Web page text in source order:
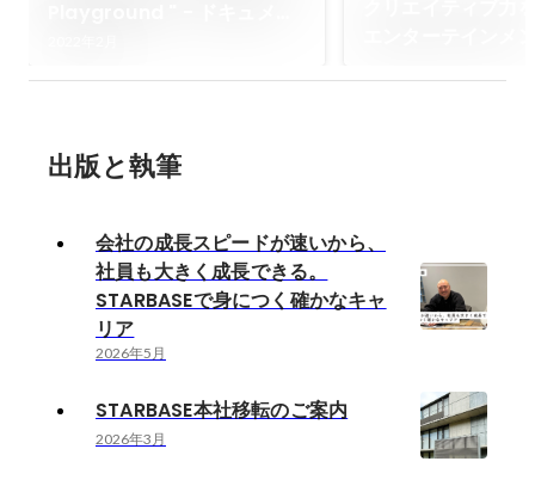
出版と執筆
会社の成長スピードが速いから、
社員も大きく成長できる。
STARBASEで身につく確かなキャ
リア
2026年5月
STARBASE本社移転のご案内
2026年3月